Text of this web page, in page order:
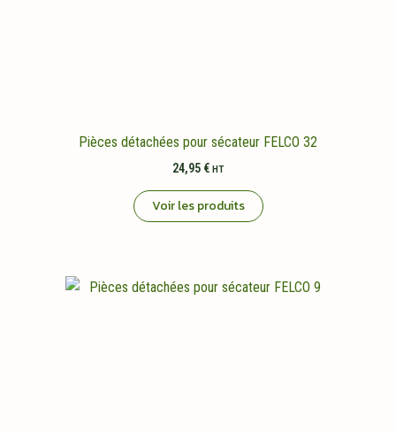
Pièces détachées pour sécateur FELCO 32
24,95 € HT
Voir les produits